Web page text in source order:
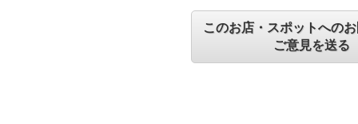
このお店・スポットへの
ご意見を送る